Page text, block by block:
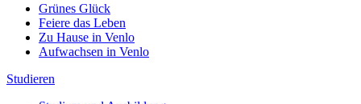
Grünes Glück
Feiere das Leben
Zu Hause in Venlo
Aufwachsen in Venlo
Studieren